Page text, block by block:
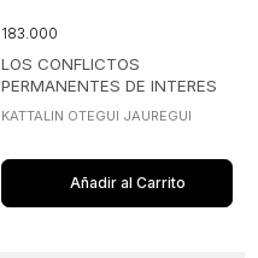
183.000
LOS CONFLICTOS
PERMANENTES DE INTERES
ENTRE EL ADMINISTRADOR Y
KATTALIN OTEGUI JAUREGUI
Añadir al Carrito